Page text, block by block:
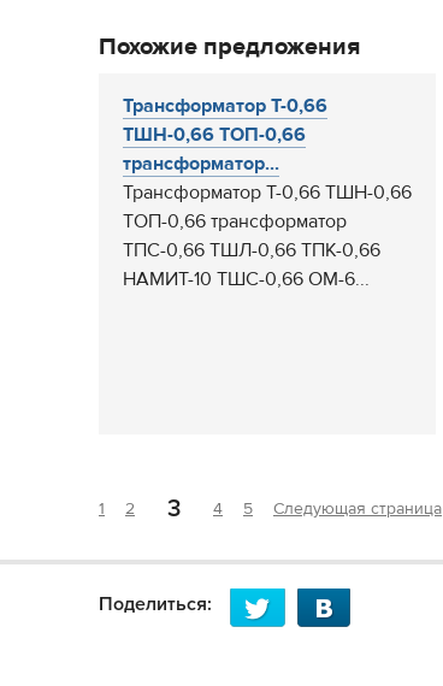
Похожие предложения
Трансформатор Т-0,66
ТШН-0,66 ТОП-0,66
трансформатор...
Трансформатор Т-0,66 ТШН-0,66
ТОП-0,66 трансформатор
ТПС-0,66 ТШЛ-0,66 ТПК-0,66
НАМИТ-10 ТШС-0,66 ОМ-6...
1 2 3 4 5 Следующая страница
Поделиться: